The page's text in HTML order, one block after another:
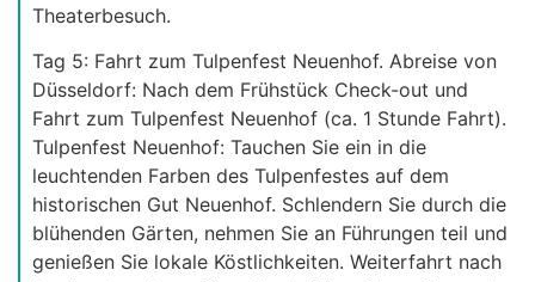
Theaterbesuch.
Tag 5: Fahrt zum Tulpenfest Neuenhof. Abreise von
Düsseldorf: Nach dem Frühstück Check-out und
Fahrt zum Tulpenfest Neuenhof (ca. 1 Stunde Fahrt).
Tulpenfest Neuenhof: Tauchen Sie ein in die
leuchtenden Farben des Tulpenfestes auf dem
historischen Gut Neuenhof. Schlendern Sie durch die
blühenden Gärten, nehmen Sie an Führungen teil und
genießen Sie lokale Köstlichkeiten. Weiterfahrt nach